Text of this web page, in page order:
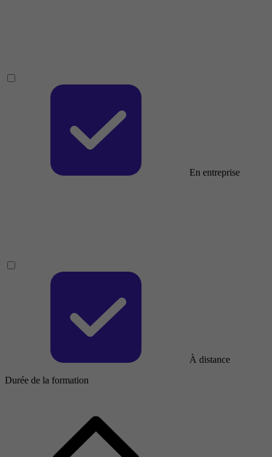
En entreprise
À distance
Durée de la formation